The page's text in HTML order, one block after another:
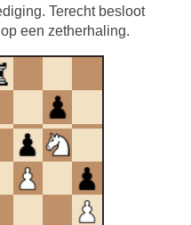
Terecht besloot
een zetherhaling.